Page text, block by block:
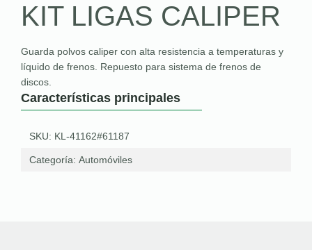
KIT LIGAS CALIPER
Guarda polvos caliper con alta resistencia a temperaturas y
líquido de frenos. Repuesto para sistema de frenos de
discos.
Características principales
SKU: KL-41162#61187
Categoría: Automóviles